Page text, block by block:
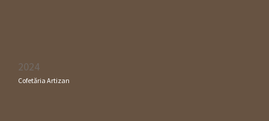
2024
Cofetăria Artizan